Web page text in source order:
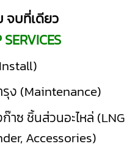
จบที่เดียว
ง (Maintenance)
ซ ชิ้นส่วนอะไหล่ (LNG
Accessories)